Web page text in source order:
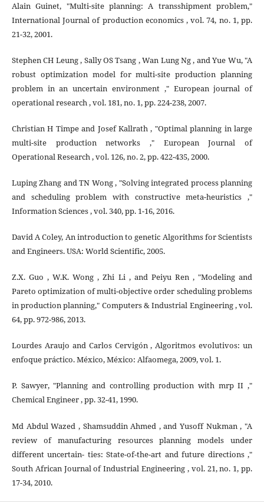
Alain Guinet, "Multi-site planning: A transshipment problem,"
International Journal of production economics , vol. 74, no. 1, pp.
21-32, 2001.
Stephen CH Leung , Sally OS Tsang , Wan Lung Ng , and Yue Wu, "A
robust optimization model for multi-site production planning
problem in an uncertain environment ," European journal of
operational research , vol. 181, no. 1, pp. 224-238, 2007.
Christian H Timpe and Josef Kallrath , "Optimal planning in large
multi-site production networks ," European Journal of
Operational Research , vol. 126, no. 2, pp. 422-435, 2000.
Luping Zhang and TN Wong , "Solving integrated process planning
and scheduling problem with constructive meta-heuristics ,"
Information Sciences , vol. 340, pp. 1-16, 2016.
David A Coley, An introduction to genetic Algorithms for Scientists
and Engineers. USA: World Scientific, 2005.
Z.X. Guo , W.K. Wong , Zhi Li , and Peiyu Ren , "Modeling and
Pareto optimization of multi-objective order scheduling problems
in production planning," Computers & Industrial Engineering , vol.
64, pp. 972-986, 2013.
Lourdes Araujo and Carlos Cervigón , Algoritmos evolutivos: un
enfoque práctico. México, México: Alfaomega, 2009, vol. 1.
P. Sawyer, "Planning and controlling production with mrp II ,"
Chemical Engineer , pp. 32-41, 1990.
Md Abdul Wazed , Shamsuddin Ahmed , and Yusoff Nukman , "A
review of manufacturing resources planning models under
different uncertain- ties: State-of-the-art and future directions ,"
South African Journal of Industrial Engineering , vol. 21, no. 1, pp.
17-34, 2010.